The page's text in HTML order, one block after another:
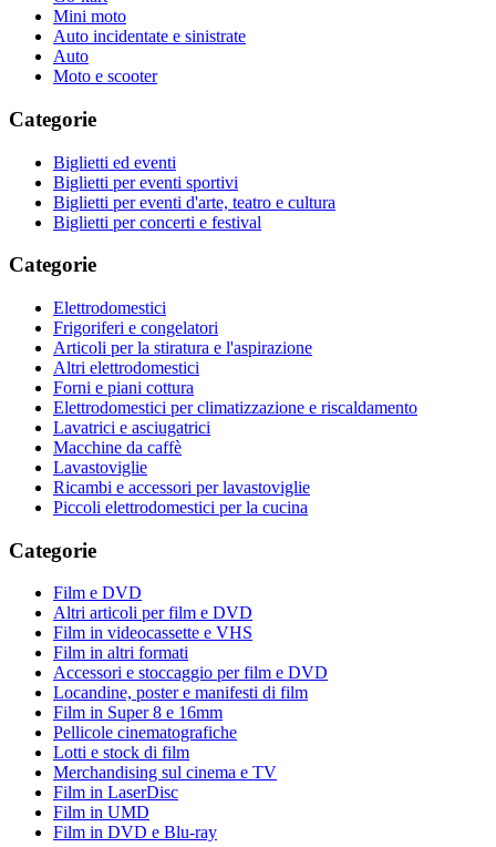
Mini moto
Auto incidentate e sinistrate
Auto
Moto e scooter
Categorie
Biglietti ed eventi
Biglietti per eventi sportivi
Biglietti per eventi d'arte, teatro e cultura
Biglietti per concerti e festival
Categorie
Elettrodomestici
Frigoriferi e congelatori
Articoli per la stiratura e l'aspirazione
Altri elettrodomestici
Forni e piani cottura
Elettrodomestici per climatizzazione e riscaldamento
Lavatrici e asciugatrici
Macchine da caffè
Lavastoviglie
Ricambi e accessori per lavastoviglie
Piccoli elettrodomestici per la cucina
Categorie
Film e DVD
Altri articoli per film e DVD
Film in videocassette e VHS
Film in altri formati
Accessori e stoccaggio per film e DVD
Locandine, poster e manifesti di film
Film in Super 8 e 16mm
Pellicole cinematografiche
Lotti e stock di film
Merchandising sul cinema e TV
Film in LaserDisc
Film in UMD
Film in DVD e Blu-ray